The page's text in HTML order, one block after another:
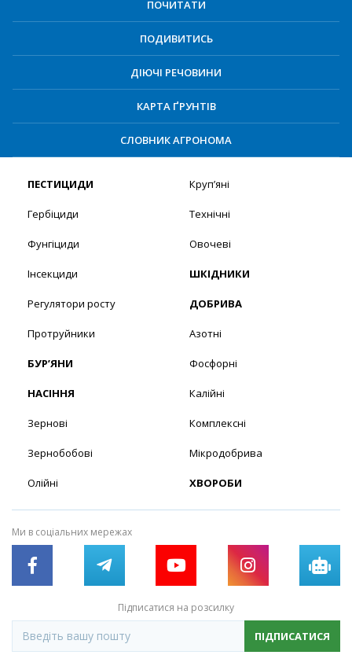
ПОЧИТАТИ
ПОДИВИТИСЬ
ДІЮЧІ РЕЧОВИНИ
КАРТА ҐРУНТІВ
СЛОВНИК АГРОНОМА
ПЕСТИЦИДИ
Гербіциди
Фунгіциди
Інсекциди
Регулятори росту
Протруйники
БУР’ЯНИ
НАСІННЯ
Зернові
Зернобобові
Олійні
Круп’яні
Технічні
Овочеві
ШКІДНИКИ
ДОБРИВА
Азотні
Фосфорні
Калійні
Комплексні
Мікродобрива
ХВОРОБИ
Ми в соціальних мережах
Підписатися на розсилку
ПІДПИСАТИСЯ